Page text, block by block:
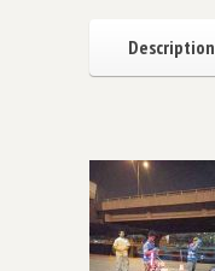
Description